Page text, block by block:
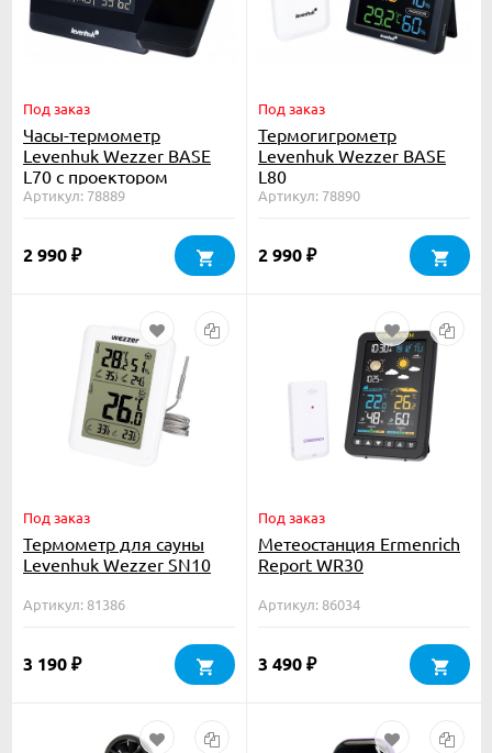
Под заказ
Часы-термометр
Levenhuk Wezzer BASE
L70 с проектором
Артикул: 78889
2 990 ₽
Под заказ
Термогигрометр
Levenhuk Wezzer BASE
L80
Артикул: 78890
2 990 ₽
Под заказ
Термометр для сауны
Levenhuk Wezzer SN10
Артикул: 81386
3 190 ₽
Под заказ
Метеостанция Ermenrich
Report WR30
Артикул: 86034
3 490 ₽